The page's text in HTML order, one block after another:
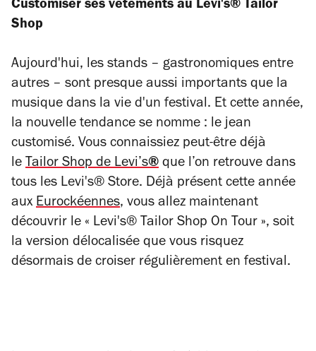
Customiser ses vêtements au Levi's® Tailor
Shop
Aujourd'hui, les stands – gastronomiques entre
autres – sont presque aussi importants que la
musique dans la vie d'un festival. Et cette année,
la nouvelle tendance se nomme : le jean
customisé. Vous connaissiez peut-être déjà
le Tailor Shop de Levi’s® que l’on retrouve dans
tous les Levi's® Store. Déjà présent cette année
aux Eurockéennes, vous allez maintenant
découvrir le « Levi's® Tailor Shop On Tour », soit
la version délocalisée que vous risquez
désormais de croiser régulièrement en festival.